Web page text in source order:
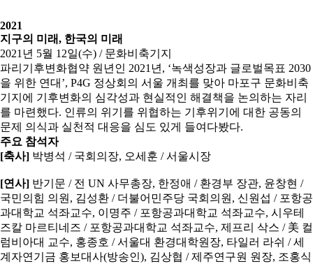
2021
지구의 미래, 한국의 미래
2021년 5월 12일(수) / 문화비축기지
파리기후변화협약 원년인 2021년, ‘녹색성장과 글로벌목표 2030
을 위한 연대’, P4G 정상회의 서울 개최를 맞아 마포구 문화비축
기지에 기후변화의 심각성과 현실적인 해결책을 논의하는 자리
를 마련했다. 인류의 위기를 위협하는 기후위기에 대한 공동의
문제 의식과 실천적 대응을 심도 있게 들여다봤다.
주요 참석자
[축사] 박병석 / 국회의장, 오세훈 / 서울시장
[연사] 반기문 / 전 UN 사무총장, 한정애 / 환경부 장관, 윤창현 /
국민의힘 의원, 김성환 / 더불어민주당 국회의원, 신원섭 / 포항공
과대학교 석좌교수, 이명주 / 포항공과대학교 석좌교수, 시우테
즈칼 마르티네즈 / 포항공과대학교 석좌교수, 제프리 삭스 / 美 컬
럼비아대 교수, 홍종호 / 서울대 환경대학원장, 타일러 라쉬 / 세
계자연기금 홍보대사(방송인), 김상협 / 제주연구원 원장, 조홍식